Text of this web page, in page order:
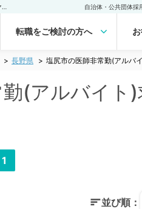
自治体・公共団体採
転職をご検討の方へ
長野県 塩尻市の医師非常勤(アルバ
(アルバイト
1
並び順：